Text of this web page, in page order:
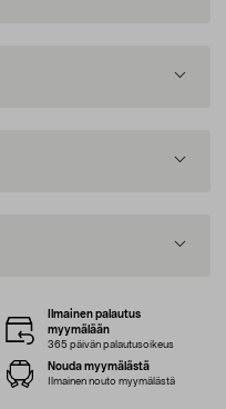
Ilmainen palautus
myymälään
365 päivän palautusoikeus
Nouda myymälästä
Ilmainen nouto myymälästä